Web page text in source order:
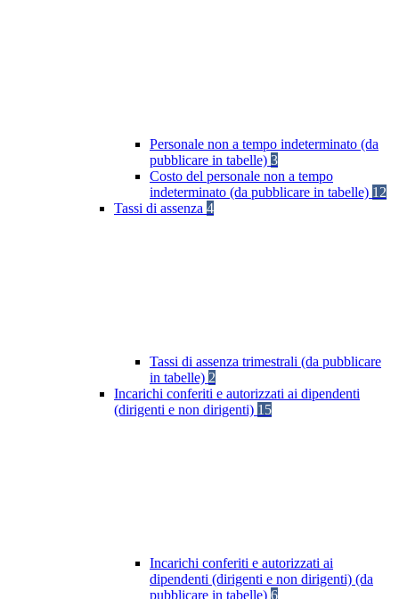
Personale non a tempo indeterminato (da
pubblicare in tabelle) 3
Costo del personale non a tempo
indeterminato (da pubblicare in tabelle) 12
Tassi di assenza 4
Tassi di assenza trimestrali (da pubblicare
in tabelle) 2
Incarichi conferiti e autorizzati ai dipendenti
(dirigenti e non dirigenti) 15
Incarichi conferiti e autorizzati ai
dipendenti (dirigenti e non dirigenti) (da
pubblicare in tabelle) 6